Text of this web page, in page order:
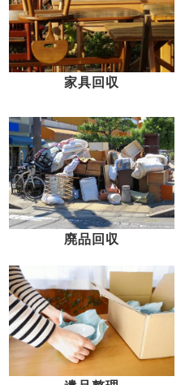
家具回収
廃品回収